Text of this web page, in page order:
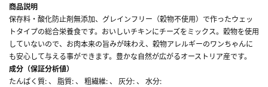
商品説明
保存料・酸化防止剤無添加、グレインフリー（穀物不使用）で作ったウェッ
トタイプの総合栄養食です。おいしいチキンにチーズをミックス。穀物を使用
していないので、お肉本来の旨みが味わえ、穀物アレルギーのワンちゃんに
も安心して与える事ができます。豊かな自然が広がるオーストリア産です。
成分（保証分析値）
たんぱく質: 、 脂質: 、 粗繊維: 、 灰分: 、 水分: